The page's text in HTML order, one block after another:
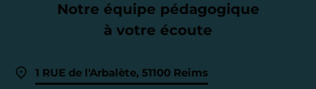
Notre équipe pédagogique
à votre écoute
1 RUE de l'Arbalète, 51100 Reims